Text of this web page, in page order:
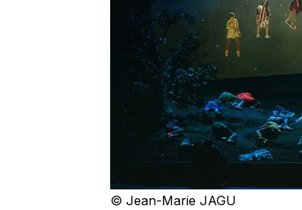
© Jean-Marie JAGU